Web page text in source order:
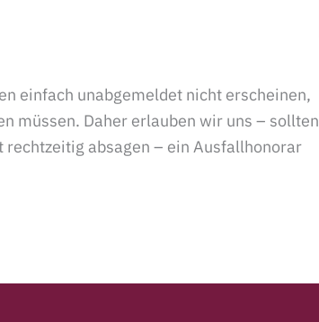
einfach unabgemeldet nicht erscheinen,
müssen. Daher erlauben wir uns – sollten
absagen – ein Ausfallhonorar